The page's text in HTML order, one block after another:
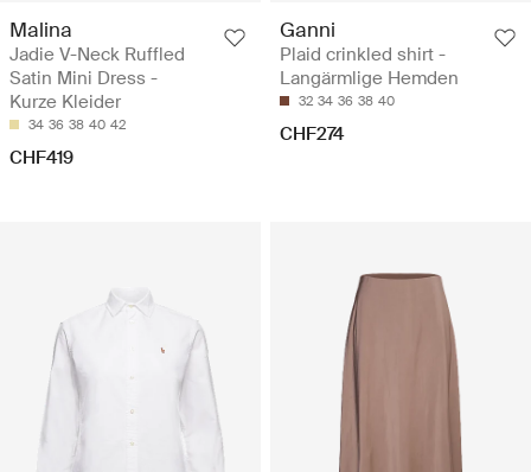
Malina
Jadie V-Neck Ruffled
Satin Mini Dress -
Kurze Kleider
34 36 38 40 42
CHF419
Ganni
Plaid crinkled shirt -
Langärmlige Hemden
32 34 36 38 40
CHF274